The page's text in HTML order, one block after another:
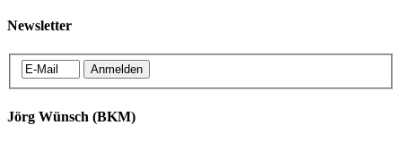
Newsletter
Jörg Wünsch (BKM)